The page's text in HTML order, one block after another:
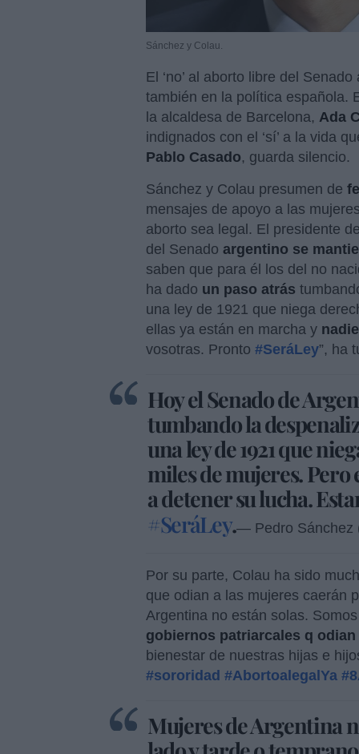
Sánchez y Colau.
El ‘no’ al aborto libre del
también en la política española.
la alcaldesa de Barcelona, Ada
indignados con el ‘sí’ a la vida
Pablo Casado, guarda silencio.
Sánchez y Colau presumen de
mensajes de apoyo a las
aborto sea legal. El presidente
del Senado argentino se
saben que para él los del no
ha dado un paso atrás
una ley de 1921 que niega
ellas ya están en marcha y
vosotras. Pronto #SeráLey”, ha
Hoy el Senado de
tumbando la
una ley de 1921 que
miles de mujeres. Pero
a detener su lucha.
#SeráLey.— Pedro Sánchez
Por su parte, Colau ha sido
que odian a las mujeres caerán
Argentina no están solas.
gobiernos patriarcales q
bienestar de nuestras hijas e
#sororidad #AbortoalegalYa
Mujeres de Argentina